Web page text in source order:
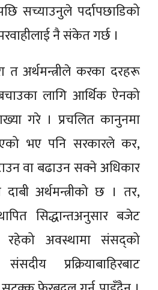
सच्याउनुले पर्दापछाडिको
नै संकेत गर्छ ।
त अर्थमन्त्रीले करका दरहरू
लागि आर्थिक ऐनको
गरे । प्रचलित कानुनमा
भए पनि सरकारले कर,
वा बढाउन सक्ने अधिकार
अर्थमन्त्रीको छ । तर,
सिद्धान्तअनुसार बजेट
रहेको अवस्थामा संसद्को
प्रक्रियाबाहिरबाट